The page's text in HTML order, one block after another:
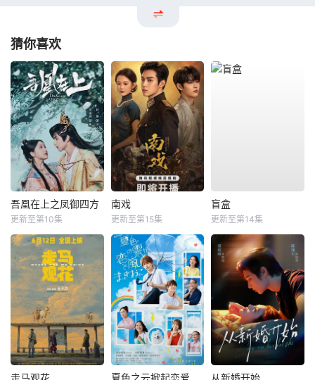
猜你喜欢
吾凰在上之凤御四方
更新至第10集
南戏
更新至第15集
盲盒
更新至第14集
走马观花 夏色之云掀起恋爱与风暴 从新婚开始